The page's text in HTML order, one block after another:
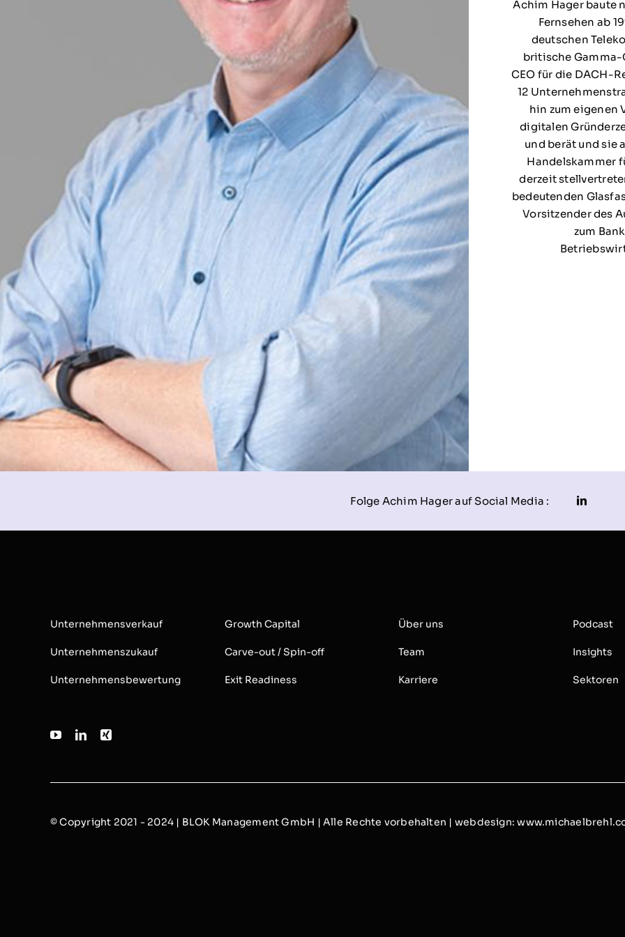
Achim Hager baute
Fernsehen ab
deutschen
britische Gamma-
CEO für die DACH-
12
hin zum eigenen
digitalen
und berät und sie
Handelskammer
derzeit
bedeutenden
Vorsitzender des
zum
Folge Achim Hager auf Social Media :
Unternehmensverkauf
Unternehmenszukauf
Unternehmensbewertung
Growth Capital
Carve-out / Spin-off
Exit Readiness
Über uns
Team
Karriere
Podcast
Insights
Sektoren
© Copyright 2021 - 2024 | BLOK Management GmbH | Alle Rechte vorbehalten | webdesign: